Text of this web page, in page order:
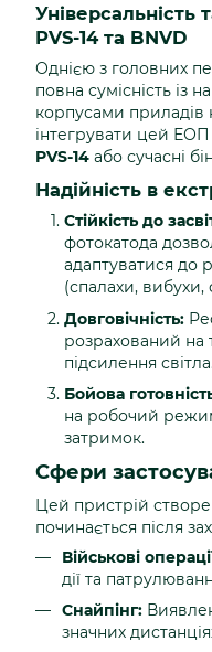
Універсальність
PVS-14 та BNVD
Однією з головних
повна сумісність
корпусами приладів
інтегрувати цей
PVS-14 або сучасні
Надійність в
Стійкість до
фотокатода
адаптуватися до
(спалахи, вибухи,
Довговічність:
розрахований на
підсилення
Бойова
на робочий
затримок.
Сфери
Цей пристрій
починається після
Військові
дії та
Снайпінг:
значних